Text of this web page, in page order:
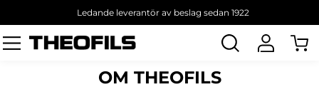
Ledande leverantör av beslag sedan 1922
Sök
produkt
OM THEOFILS